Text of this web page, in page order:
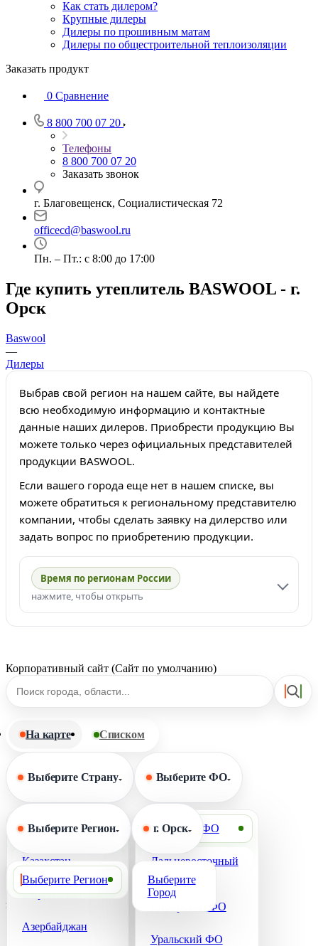
Как стать дилером?
Крупные дилеры
Дилеры по прошивным матам
Дилеры по общестроительной теплоизоляции
Заказать продукт
0 Сравнение
8 800 700 07 20
Телефоны
8 800 700 07 20
Заказать звонок
г. Благовещенск, Социалистическая 72
officecd@baswool.ru
Пн. – Пт.: с 8:00 до 17:00
Где купить утеплитель BASWOOL - г.
Орск
Baswool
—
Дилеры
Выбрав свой регион на нашем сайте, вы найдете
всю необходимую информацию и контактные
данные наших дилеров. Приобрести продукцию Вы
можете только через официальных представителей
продукции BASWOOL.
Если вашего города еще нет в нашем списке, вы
можете обратиться к региональному представителю
компании, чтобы сделать заявку на дилерство или
задать вопрос по приобретению продукции.
Время по регионам России
нажмите, чтобы открыть
Корпоративный сайт (Сайт по умолчанию)
На карте Списком
Выберите Страну
Выберите Страну
Казахстан
Кыргызстан
Азербайджан
Выберите ФО
Выберите ФО
Дальневосточный
ФО
Сибирский ФО
Уральский ФО
Выберите Регион
Выберите Регион
г. Орск
Выберите
Город
загрузка карты...